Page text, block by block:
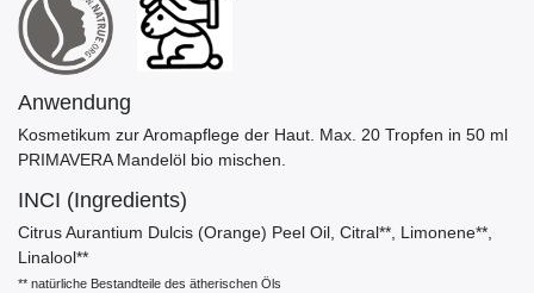
Anwendung
Kosmetikum zur Aromapflege der Haut. Max. 20 Tropfen in 50 ml
PRIMAVERA Mandelöl bio mischen.
INCI (Ingredients)
Citrus Aurantium Dulcis (Orange) Peel Oil, Citral**, Limonene**,
Linalool**
** natürliche Bestandteile des ätherischen Öls